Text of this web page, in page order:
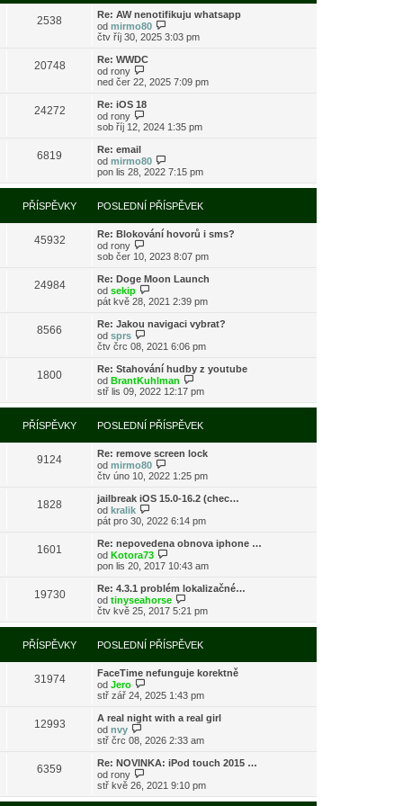
s
l
e
d
ř
í
ě
v
k
i
t
p
o
d
ř
í
p
ě
v
e
2538
Re: AW nenotifikuju whatsapp
od mirmo80
o
z
i
o
s
n
í
ř
s
p
ě
v
k
čtv říj 30, 2025 3:03 pm
20748
Re: WWDC
od rony
o
r
z
i
p
o
s
l
e
d
í
ř
s
p
ě
v
k
ned čer 22, 2025 7:09 pm
24272
Re: iOS 18
od rony
o
a
z
i
t
p
o
s
l
d
í
p
ř
í
p
ě
v
e
k
sob říj 12, 2024 1:35 pm
6819
Re: email
od mirmo80
o
r
a
z
i
t
o
l
d
í
p
ř
í
s
p
ě
v
e
pon lis 28, 2022 7:15 pm
PŘÍSPĚVKY POSLEDNÍ PŘÍSPĚVEK
45932
Re: Blokování hovorů i sms?
od rony
o
r
a
z
p
o
s
e
d
n
í
ř
p
ě
v
k
sob čer 10, 2023 8:07 pm
24984
Re: Doge Moon Launch
od sekip
o
r
z
i
t
p
o
s
l
d
í
p
ř
í
s
p
ě
v
k
pát kvě 28, 2021 2:39 pm
8566
Re: Jakou navigaci vybrat?
od sprs
o
r
a
z
i
t
p
o
s
l
e
d
í
p
ř
í
p
ě
v
k
čtv črc 08, 2021 6:06 pm
1800
Re: Stahování hudby z youtube
od BrantKuhlman
o
r
a
z
i
t
o
l
d
í
ř
í
p
v
e
stř lis 09, 2022 12:17 pm
PŘÍSPĚVKY POSLEDNÍ PŘÍSPĚVEK
9124
Re: remove screen lock
od mirmo80
o
r
z
i
p
o
s
l
e
d
n
í
ř
p
ě
v
k
čtv úno 10, 2022 1:25 pm
1828
jailbreak iOS 15.0-16.2 (chec…
od kralik
o
r
a
z
i
p
o
s
l
d
í
ř
í
p
ě
v
k
pát pro 30, 2022 6:14 pm
1601
Re: nepovedena obnova iphone …
od Kotora73
o
r
a
z
t
p
o
s
l
d
í
ř
í
s
p
ě
v
e
pon lis 20, 2017 10:43 am
19730
Re: 4.3.1 problém lokalizačné…
od tinyseahorse
o
r
a
z
i
t
o
l
d
í
ř
í
s
čtv kvě 25, 2017 5:21 pm
PŘÍSPĚVKY POSLEDNÍ PŘÍSPĚVEK
31974
FaceTime nefunguje korektně
od Jero
o
r
z
i
t
p
o
s
l
stř zář 24, 2025 1:43 pm
12993
A real night with a real girl
od nvy
o
r
a
z
t
stř črc 08, 2026 2:33 am
6359
Re: NOVINKA: iPod touch 2015 …
od rony
o
stř kvě 26, 2021 9:10 pm